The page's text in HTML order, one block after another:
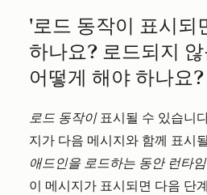
'로드 동작이 표시되
하나요? 로드되지
어떻게 해야 하나요?
로드 동작이표시될 수 있습니
지가 다음 메시지와 함께 표시
애드인을 로드하는 동안 런타
이 메시지가 표시되면 다음 단